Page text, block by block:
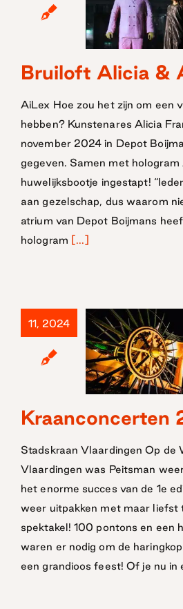
Bruiloft
&
Bruiloft Alicia &
AiLex Hoe zou het zijn om een
hebben? Kunstenares Alicia
november 2024 in Depot
gegeven. Samen met hologram
huwelijksbootje ingestapt!
aan gezelschap, dus waarom
atrium van Depot Boijmans
hologram [...]
11, 2024
2024
Kraanconcerten
Stadskraan Vlaardingen Op de
Vlaardingen was Peitsman
het enorme succes van de 1e
weer uitpakken met maar liefst
spektakel! 100 pontons en een
waren er nodig om de
een grandioos feest! Of je nu in